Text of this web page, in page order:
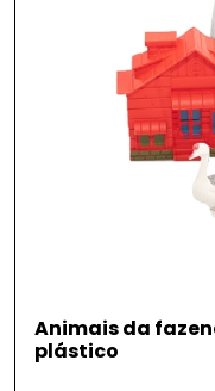
Animais da
plástico